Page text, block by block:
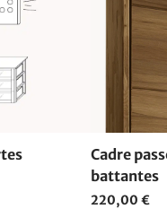
Cadre
battantes
220,00 €